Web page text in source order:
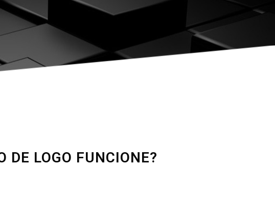
DE LOGO FUNCIONE?